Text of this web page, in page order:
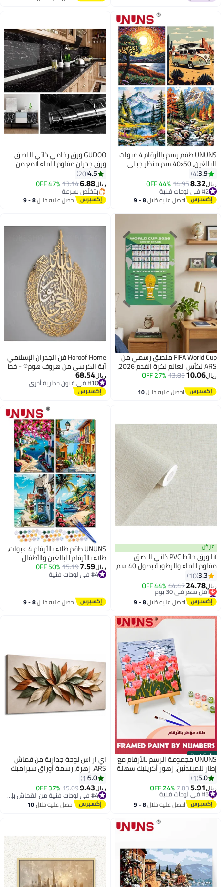
UNUNS طقم رسم بالأرقام 4 عبوات
للبالغين، 40x50 سم منظر جبلي
ليلي مرصع بالنجوم، مجموعة رسم
فرشاة، حرفة فنية لتزيين المنزل
كهدية
3.9
4
ريال8.32
14.95
44% OFF
#2 في لوحات فنية
#2 في لوحات فنية احصل عليه خلال 8 - 9
GUDOO ورق رخامي ذاتي اللصق
ورق جدران مقاوم للماء لامع من
الفينيل PVC المقاوم للزيت ورق
جرانيت رخامي أسود من الفينيل
لتغطية الأثاث سطح كونترتوب رف
المطبخ بطانة 40 سم × 500 سم
4.5
20
ريال6.88
13.14
47% OFF
بتخلّص بسرعة
بتخلّص بسرعةاحصل عليه خلال 8 - 9
FIFA World Cup ملصق رسمي من
ARS لكأس العالم لكرة القدم 2026،
ملصق جدول مباريات دور
المجموعات، بتوقيت شرق الولايات
المتحدة أو المحيط الهادئ أو
الصيفي البريطاني) - ورق غير
مطلي 250 غرام/م². (التصميم أ)
ريال10.06
13.83
27% OFF
احصل عليه خلال10
Horoof Home فن الجدران الإسلامي
آية الكرسي من هروف هوم® - خط
عربي أكريليك ذهبي
ريال68.54
#10 في فنون جدارية أخرى
#10 في فنون جدارية أخرى
عرض
آنا ورق حائط PVC ذاتي اللصق
مقاوم للماء والرطوبة بطول 40 سم
×10 أمتار ｜ ورق حائط زخرفي سهل
اللصق وخالي من الغراء لتجديد
غرفة النوم وغرفة المعيشة
3.3
10
ريال24.78
44.47
44% OFF
#13 في ورق جدران
أقل سعر في 30 يوم
#13 في ورق جدران
احصل عليه خلال 8 - 9
UNUNS طقم طلاء بالأرقام 4 عبوات،
طلاء بالأرقام للبالغين والأطفال
المبتدئين، طقم رسم المناظر
الطبيعية بالأرقام على قماش، طقم
المنزل (40*50 سم)
ريال7.59
15.19
50% OFF
#4 في لوحات فنية
احصل عليه خلال 8 - 9
Best SellerUNUNS مجموعة الرسم بالأرقام مع
إطار للمبتدئين، زهور أكريليك سهلة
الرسم بالأرقام مع إطار، مجموعات
الرسم بالألوان المائية بالأرقام على
قماش مؤطر (مع حامل)
5.0
1
ريال 5.91
7.83
24% OFF #5 في لوحات فنية
باقي 2 وحدات في المخزون
تم بيع +20 مؤخرًا
#5 في لوحات فنية
احصل عليه خلال 8 - 9
اغسطس
اي ار اس لوحة جدارية من قماش
ARS، زهرة، رسمة أوراق سيراميك
ثلاثية الأبعاد، عمل فني حديث،
مطبوعة على قماش أخضر فاتح،
لوحة خشبية مشدودة ومؤطرة،
مثالية لتزيين غرفة المعيشة
والمنزل.
5.0
1
ريال9.43
15.09
37% OFF
#4 في لوحات فنية من القماش بإطار
احصل عليه خلال10
اغسطس